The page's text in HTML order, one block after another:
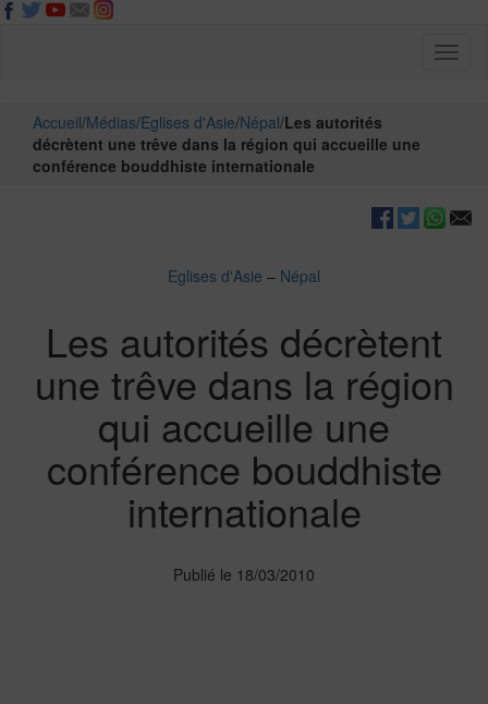
Accueil/Médias/Eglises d'Asie/Népal/Les autorités
décrètent une trêve dans la région qui accueille une
conférence bouddhiste internationale
Eglises d'Asie – Népal
Les autorités décrètent
une trêve dans la région
qui accueille une
conférence bouddhiste
internationale
Publié le 18/03/2010